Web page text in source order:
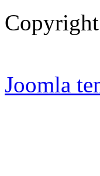
Joomla